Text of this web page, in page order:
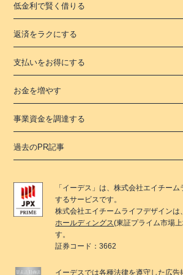
低金利で賢く借りる
返済をラクにする
支払いをお得にする
お金を増やす
事業資金を調達する
過去のPR記事
「 イーデス 」は、株式会社エイチーム
するサービスです。
株式会社エイチームライフデザインは
ホールディングス(東証プライム市場
す。
証券コード：3662
イーデスでは各種法律を遵守した広告